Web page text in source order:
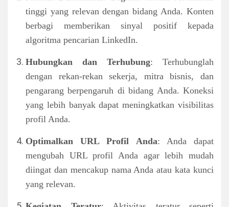
tinggi yang relevan dengan bidang Anda. Konten
berbagi memberikan sinyal positif kepada
algoritma pencarian LinkedIn.
Hubungkan dan Terhubung: Terhubunglah
dengan rekan-rekan sekerja, mitra bisnis, dan
pengarang berpengaruh di bidang Anda. Koneksi
yang lebih banyak dapat meningkatkan visibilitas
profil Anda.
Optimalkan URL Profil Anda: Anda dapat
mengubah URL profil Anda agar lebih mudah
diingat dan mencakup nama Anda atau kata kunci
yang relevan.